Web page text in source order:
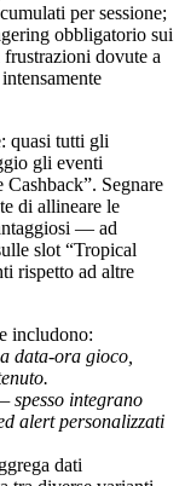
per sessione;
obbligatorio sui
dovute a
quasi tutti gli
gli eventi
Cashback”. Segnare
di allineare le
— ad
slot “Tropical
rispetto ad altre
includono:
data‑ora gioco,
spesso integrano
alert personalizzati
dati